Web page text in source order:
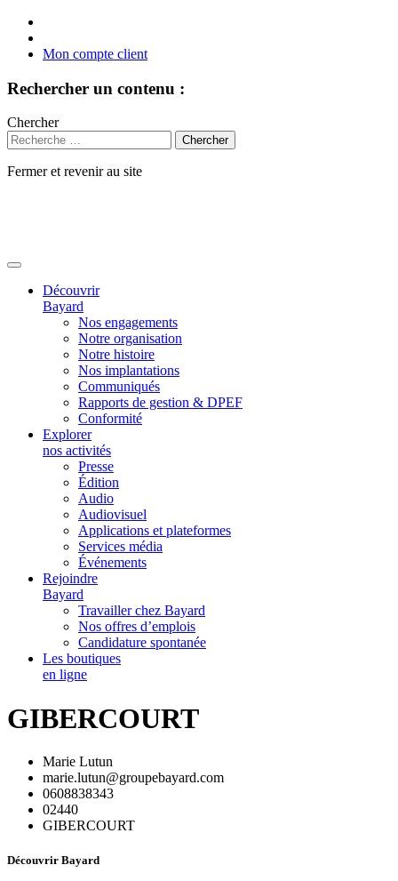
Mon compte client
Rechercher un contenu :
Chercher
Fermer et revenir au site
Découvrir
Bayard
Nos engagements
Notre organisation
Notre histoire
Nos implantations
Communiqués
Rapports de gestion & DPEF
Conformité
Explorer
nos activités
Presse
Édition
Audio
Audiovisuel
Applications et plateformes
Services média
Événements
Rejoindre
Bayard
Travailler chez Bayard
Nos offres d’emplois
Candidature spontanée
Les boutiques
en ligne
GIBERCOURT
Marie Lutun
marie.lutun@groupebayard.com
0608838343
02440
GIBERCOURT
Découvrir Bayard